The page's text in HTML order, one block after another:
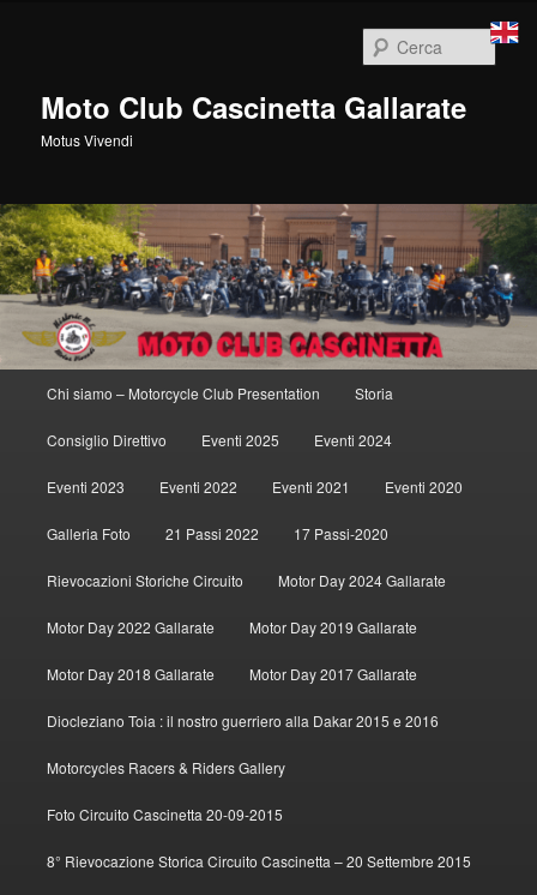
Moto Club Cascinetta Gallarate
Motus Vivendi
Cerca
principale
Chi siamo – Motorcycle Club Presentation Storia
Consiglio Direttivo Eventi 2025 Eventi 2024
Eventi 2023 Eventi 2022 Eventi 2021 Eventi 2020
Galleria Foto 21 Passi 2022 17 Passi-2020
Rievocazioni Storiche Circuito Motor Day 2024 Gallarate
Motor Day 2022 Gallarate Motor Day 2019 Gallarate
Motor Day 2018 Gallarate Motor Day 2017 Gallarate
Diocleziano Toia : il nostro guerriero alla Dakar 2015 e 2016
Motorcycles Racers & Riders Gallery
Foto Circuito Cascinetta 20-09-2015
8° Rievocazione Storica Circuito Cascinetta – 20 Settembre 2015